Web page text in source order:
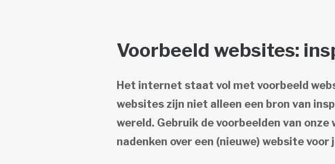
Voorbeeld websites:
Het internet staat vol met voorbeeld
websites zijn niet alleen een bron van
wereld. Gebruik de voorbeelden van
nadenken over een (nieuwe) website voor